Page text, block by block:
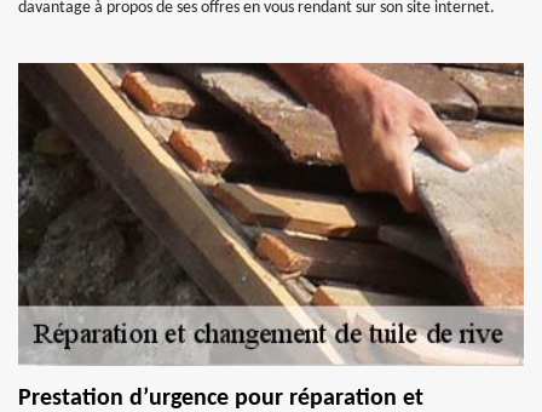
davantage à propos de ses offres en vous rendant sur son site internet.
Prestation d’urgence pour réparation et